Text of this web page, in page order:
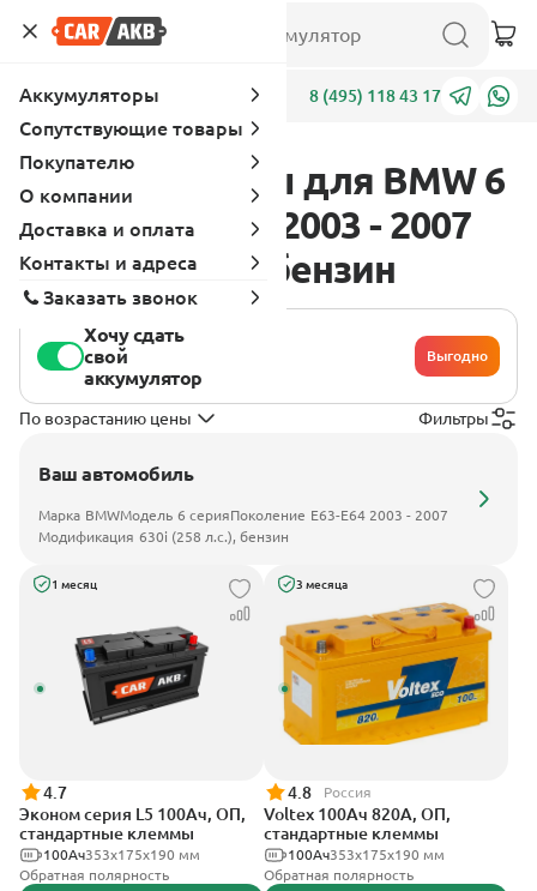
Адреса 8 (495) 118 43 17
Аккумуляторы для BMW 6
серия E63-E64 2003 - 2007
630i (258 л.с.), бензин
Хочу сдать
свой
аккумулятор
Выгодно
По возрастанию цены Фильтры
Ваш автомобиль
Марка BMWМодель 6 серияПоколение E63-E64 2003 - 2007
Модификация 630i (258 л.с.), бензин
1 месяц
4.7
Эконом серия L5 100Ач, ОП,
стандартные клеммы
353х175х190 мм
100Ач
Обратная полярность
3 месяца
4.8 Россия
Voltex 100Ач 820А, ОП,
стандартные клеммы
353х175х190 мм
100Ач
Обратная полярность
Аккумуляторы
Сопутствующие товары
Покупателю
О компании
Доставка и оплата
Контакты и адреса
Заказать звонок